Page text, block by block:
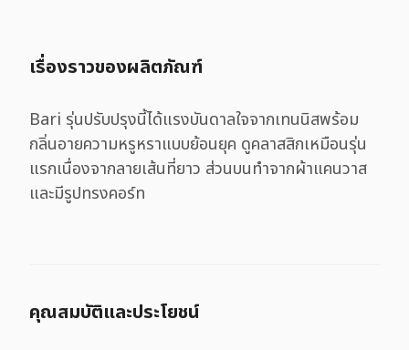
เรื่องราวของผลิตภัณฑ์
Bari รุ่นปรับปรุงนี้ได้แรงบันดาลใจจากเทนนิสพร้อม
กลิ่นอายความหรูหราแบบย้อนยุค ดูคลาสสิกเหมือนรุ่น
แรกเนื่องจากลายเส้นที่ยาว ส่วนบนทำจากผ้าแคนวาส
และมีรูปทรงคอร์ท
คุณสมบัติและประโยชน์